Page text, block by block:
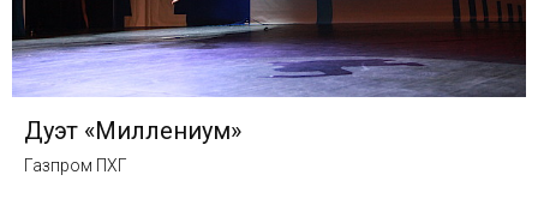
Дуэт «Миллениум»
Газпром ПХГ